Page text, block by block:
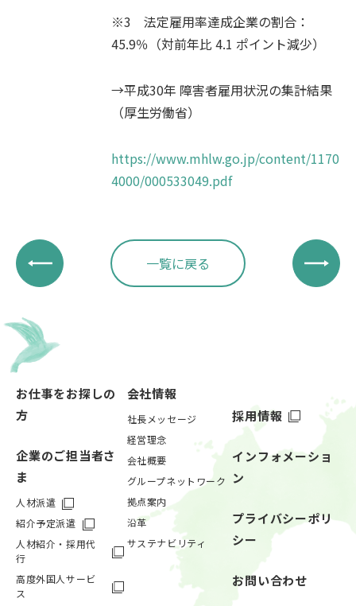
※3 法定雇用率達成企業の割合：
45.9％（対前年比 4.1 ポイント減少）
→平成30年 障害者雇用状況の集計結果
（厚生労働省）
https://www.mhlw.go.jp/content/1170
4000/000533049.pdf
一覧に戻る
お仕事をお探しの
方
企業のご担当者さ
ま
人材派遣
紹介予定派遣
人材紹介・採用代
行
高度外国人サービ
ス
会社情報
社長メッセージ
経営理念
会社概要
グループネットワーク
拠点案内
沿革
サステナビリティ
採用情報
インフォメーショ
ン
プライバシーポリ
シー
お問い合わせ